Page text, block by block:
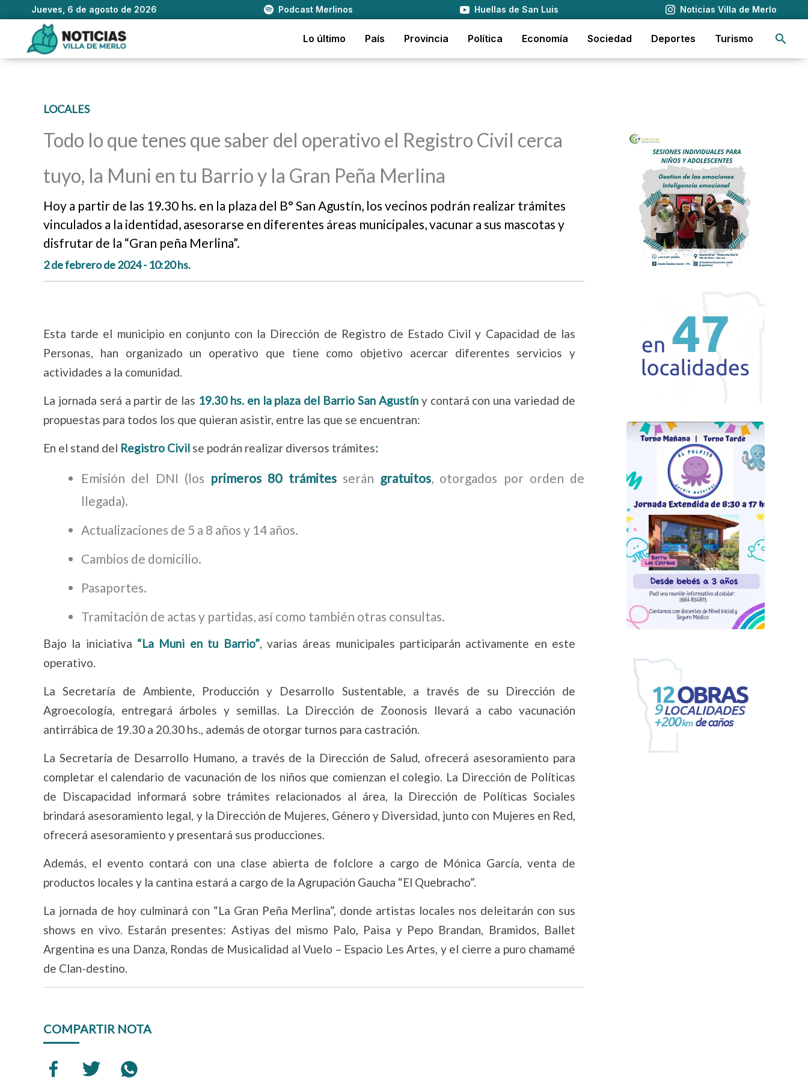
Jueves, 6 de agosto de 2026 Podcast Merlinos Huellas de San Luis Noticias Villa de Merlo
contenido
Lo último País Provincia Política Economía Sociedad Deportes Turismo
LOCALES
Todo lo que tenes que saber del operativo el Registro Civil cerca
tuyo, la Muni en tu Barrio y la Gran Peña Merlina
Hoy a partir de las 19.30 hs. en la plaza del B° San Agustín, los vecinos podrán realizar trámites
vinculados a la identidad, asesorarse en diferentes áreas municipales, vacunar a sus mascotas y
disfrutar de la “Gran peña Merlina”.
2 de febrero de 2024 - 10:20 hs.
Esta tarde el municipio en conjunto con la Dirección de Registro de Estado Civil y Capacidad de las
Personas, han organizado un operativo que tiene como objetivo acercar diferentes servicios y
actividades a la comunidad.
La jornada será a partir de las 19.30 hs. en la plaza del Barrio San Agustín y contará con una variedad de
propuestas para todos los que quieran asistir, entre las que se encuentran:
En el stand del Registro Civil se podrán realizar diversos trámites:
Emisión del DNI (los primeros 80 trámites serán gratuitos, otorgados por orden de
llegada).
Actualizaciones de 5 a 8 años y 14 años.
Cambios de domicilio.
Pasaportes.
Tramitación de actas y partidas, así como también otras consultas.
Bajo la iniciativa “La Muni en tu Barrio”, varias áreas municipales participarán activamente en este
operativo.
La Secretaría de Ambiente, Producción y Desarrollo Sustentable, a través de su Dirección de
Agroecología, entregará árboles y semillas. La Dirección de Zoonosis llevará a cabo vacunación
antirrábica de 19.30 a 20.30 hs., además de otorgar turnos para castración.
La Secretaría de Desarrollo Humano, a través de la Dirección de Salud, ofrecerá asesoramiento para
completar el calendario de vacunación de los niños que comienzan el colegio. La Dirección de Políticas
de Discapacidad informará sobre trámites relacionados al área, la Dirección de Políticas Sociales
brindará asesoramiento legal, y la Dirección de Mujeres, Género y Diversidad, junto con Mujeres en Red,
ofrecerá asesoramiento y presentará sus producciones.
Además, el evento contará con una clase abierta de folclore a cargo de Mónica García, venta de
productos locales y la cantina estará a cargo de la Agrupación Gaucha “El Quebracho”.
La jornada de hoy culminará con “La Gran Peña Merlina”, donde artistas locales nos deleitarán con sus
shows en vivo. Estarán presentes: Astiyas del mismo Palo, Paisa y Pepo Brandan, Bramidos, Ballet
Argentina es una Danza, Rondas de Musicalidad al Vuelo – Espacio Les Artes, y el cierre a puro chamamé
de Clan-destino.
COMPARTIR NOTA